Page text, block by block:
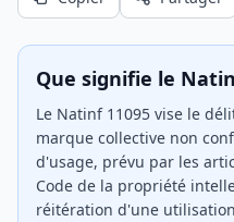
Que signifie le
Le Natinf 11095 vise le
marque collective non
d'usage, prévu par les
Code de la propriété
réitération d'une